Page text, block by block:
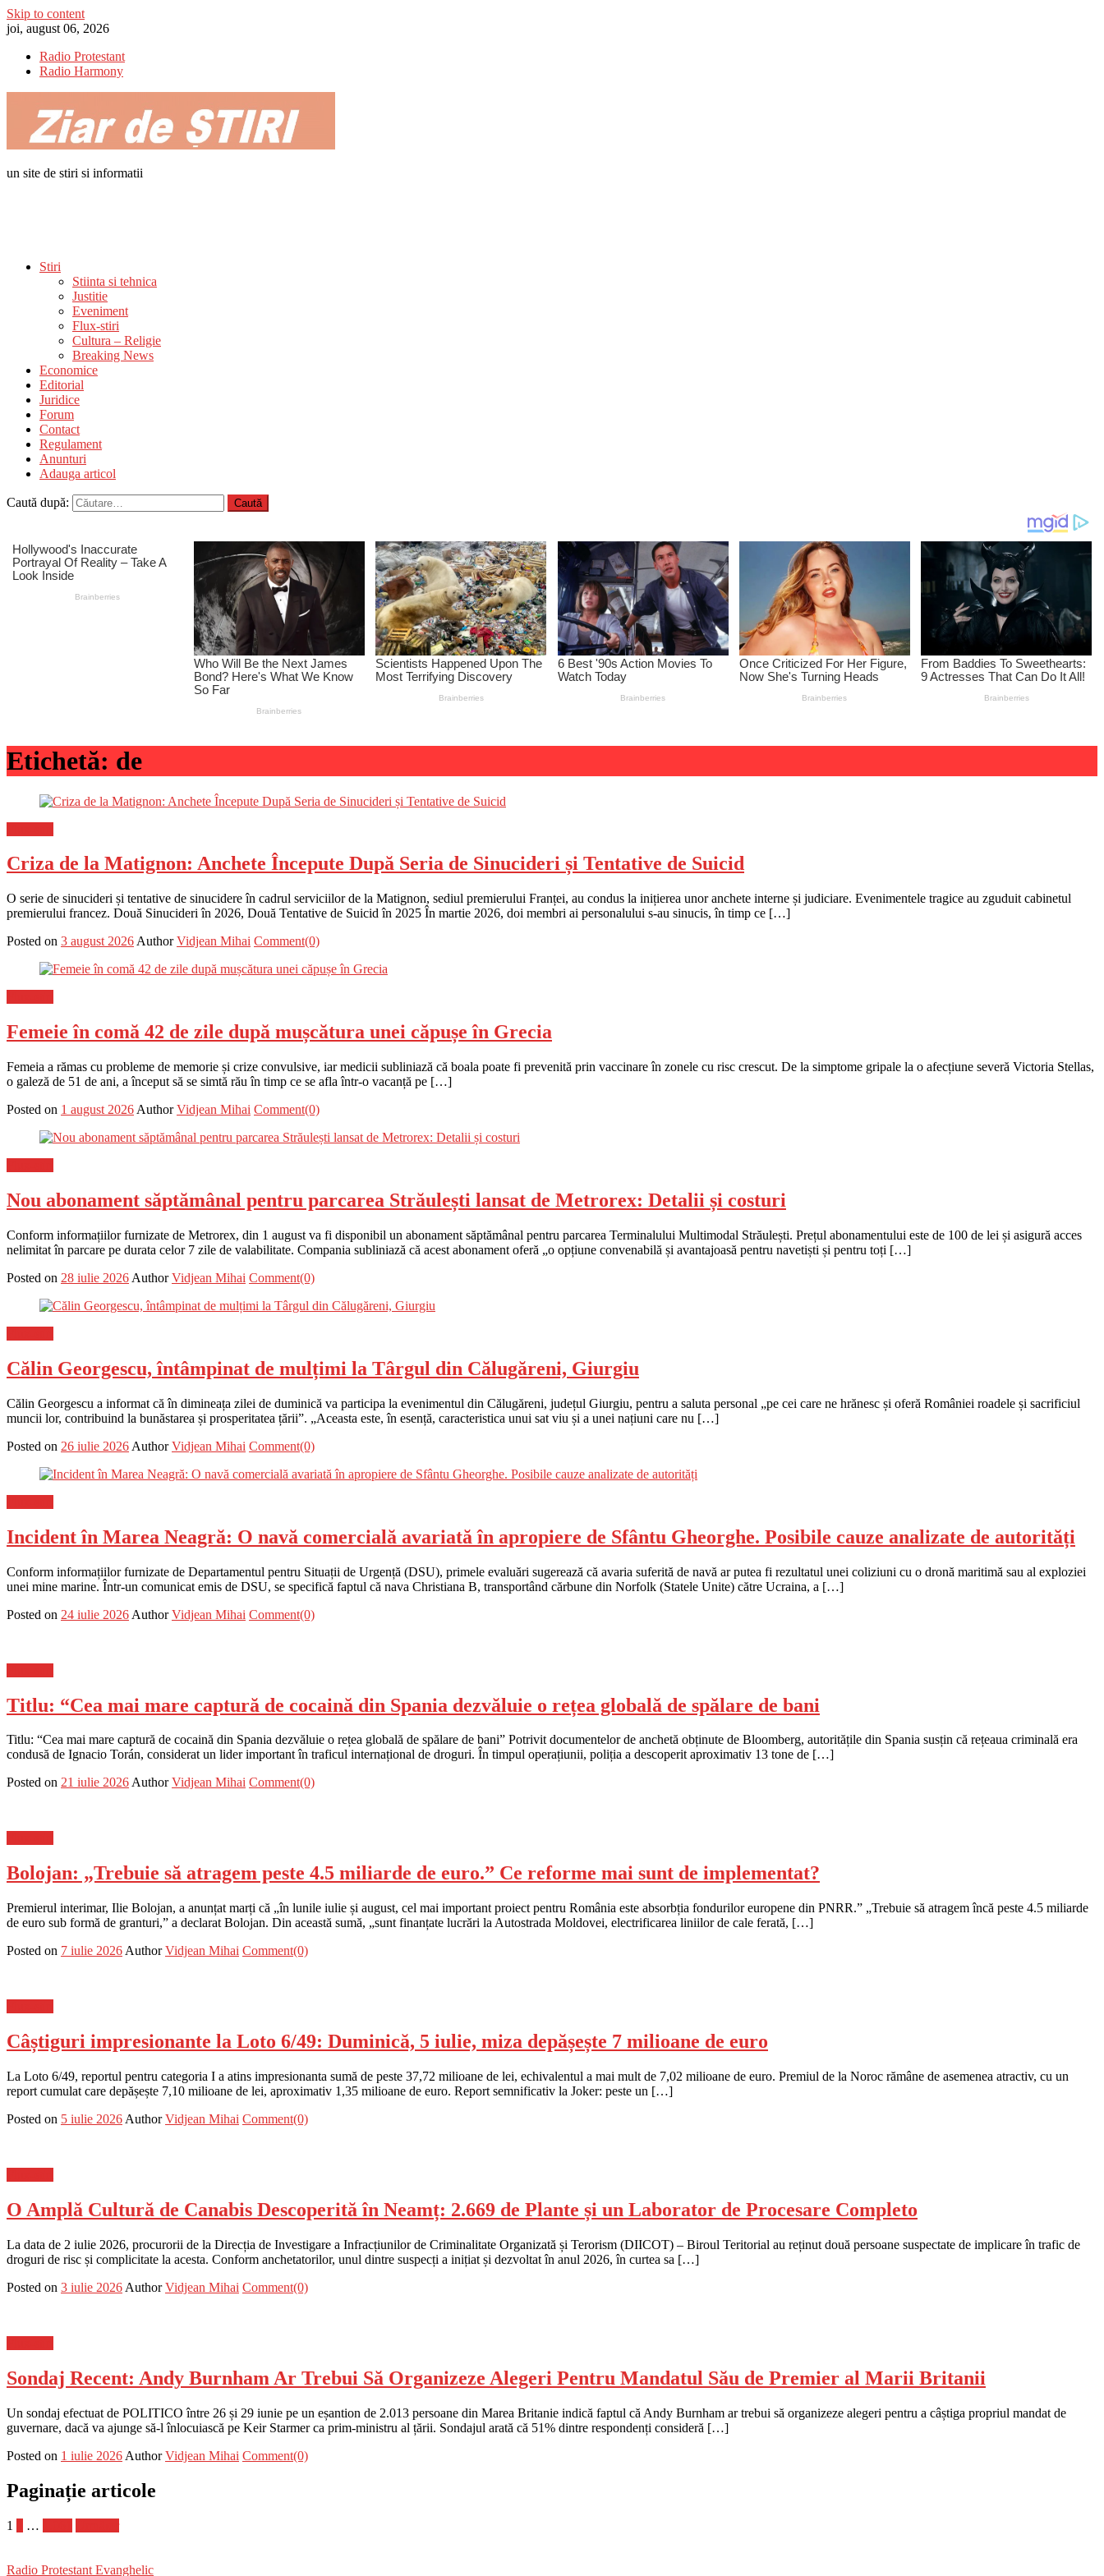
Skip to content
joi, august 06, 2026
Radio Protestant
Radio Harmony
un site de stiri si informatii
Stiri
Stiinta si tehnica
Justitie
Eveniment
Flux-stiri
Cultura – Religie
Breaking News
Economice
Editorial
Juridice
Forum
Contact
Regulament
Anunturi
Adauga articol
Caută după:
Etichetă: de
Criza de la Matignon: Anchete Începute După Seria de Sinucideri și Tentative de Suicid
O serie de sinucideri și tentative de sinucidere în cadrul serviciilor de la Matignon, sediul premierului Franței, au condus la inițierea unor anchete interne și judiciare. Evenimentele tragice au zguduit cabinetul
premierului francez. Două Sinucideri în 2026, Două Tentative de Suicid în 2025 În martie 2026, doi membri ai personalului s-au sinucis, în timp ce […]
Posted on 3 august 2026 Author Vidjean Mihai Comment(0)
Femeie în comă 42 de zile după mușcătura unei căpușe în Grecia
Femeia a rămas cu probleme de memorie și crize convulsive, iar medicii subliniază că boala poate fi prevenită prin vaccinare în zonele cu risc crescut. De la simptome gripale la o afecțiune severă Victoria Stellas,
o galeză de 51 de ani, a început să se simtă rău în timp ce se afla într-o vacanță pe […]
Posted on 1 august 2026 Author Vidjean Mihai Comment(0)
Nou abonament săptămânal pentru parcarea Străulești lansat de Metrorex: Detalii și costuri
Conform informațiilor furnizate de Metrorex, din 1 august va fi disponibil un abonament săptămânal pentru parcarea Terminalului Multimodal Străulești. Prețul abonamentului este de 100 de lei și asigură acces
nelimitat în parcare pe durata celor 7 zile de valabilitate. Compania subliniază că acest abonament oferă „o opțiune convenabilă și avantajoasă pentru navetiști și pentru toți […]
Posted on 28 iulie 2026 Author Vidjean Mihai Comment(0)
Călin Georgescu, întâmpinat de mulțimi la Târgul din Călugăreni, Giurgiu
Călin Georgescu a informat că în dimineața zilei de duminică va participa la evenimentul din Călugăreni, județul Giurgiu, pentru a saluta personal „pe cei care ne hrănesc și oferă României roadele și sacrificiul
muncii lor, contribuind la bunăstarea și prosperitatea țării”. „Aceasta este, în esență, caracteristica unui sat viu și a unei națiuni care nu […]
Posted on 26 iulie 2026 Author Vidjean Mihai Comment(0)
Incident în Marea Neagră: O navă comercială avariată în apropiere de Sfântu Gheorghe. Posibile cauze analizate de autorități
Conform informațiilor furnizate de Departamentul pentru Situații de Urgență (DSU), primele evaluări sugerează că avaria suferită de navă ar putea fi rezultatul unei coliziuni cu o dronă maritimă sau al exploziei
unei mine marine. Într-un comunicat emis de DSU, se specifică faptul că nava Christiana B, transportând cărbune din Norfolk (Statele Unite) către Ucraina, a […]
Posted on 24 iulie 2026 Author Vidjean Mihai Comment(0)
Titlu: “Cea mai mare captură de cocaină din Spania dezvăluie o rețea globală de spălare de bani
Titlu: “Cea mai mare captură de cocaină din Spania dezvăluie o rețea globală de spălare de bani” Potrivit documentelor de anchetă obținute de Bloomberg, autoritățile din Spania susțin că rețeaua criminală era
condusă de Ignacio Torán, considerat un lider important în traficul internațional de droguri. În timpul operațiunii, poliția a descoperit aproximativ 13 tone de […]
Posted on 21 iulie 2026Author Vidjean Mihai Comment(0)
Bolojan: „Trebuie să atragem peste 4.5 miliarde de euro.” Ce reforme mai sunt de implementat?
Premierul interimar, Ilie Bolojan, a anunțat marți că „în lunile iulie și august, cel mai important proiect pentru România este absorbția fondurilor europene din PNRR.” „Trebuie să atragem încă peste 4.5 miliarde
de euro sub formă de granturi,” a declarat Bolojan. Din această sumă, „sunt finanțate lucrări la Autostrada Moldovei, electrificarea liniilor de cale ferată, […]
Posted on 7 iulie 2026 Author Vidjean Mihai Comment(0)
Câștiguri impresionante la Loto 6/49: Duminică, 5 iulie, miza depășește 7 milioane de euro
La Loto 6/49, reportul pentru categoria I a atins impresionanta sumă de peste 37,72 milioane de lei, echivalentul a mai mult de 7,02 milioane de euro. Premiul de la Noroc rămâne de asemenea atractiv, cu un
report cumulat care depășește 7,10 milioane de lei, aproximativ 1,35 milioane de euro. Report semnificativ la Joker: peste un […]
Posted on 5 iulie 2026 Author Vidjean Mihai Comment(0)
O Amplă Cultură de Canabis Descoperită în Neamț: 2.669 de Plante și un Laborator de Procesare Completo
La data de 2 iulie 2026, procurorii de la Direcția de Investigare a Infracțiunilor de Criminalitate Organizată și Terorism (DIICOT) – Biroul Teritorial au reținut două persoane suspectate de implicare în trafic de
droguri de risc și complicitate la acesta. Conform anchetatorilor, unul dintre suspecți a inițiat și dezvoltat în anul 2026, în curtea sa […]
Posted on 3 iulie 2026 Author Vidjean Mihai Comment(0)
Sondaj Recent: Andy Burnham Ar Trebui Să Organizeze Alegeri Pentru Mandatul Său de Premier al Marii Britanii
Un sondaj efectuat de POLITICO între 26 și 29 iunie pe un eșantion de 2.013 persoane din Marea Britanie indică faptul că Andy Burnham ar trebui să organizeze alegeri pentru a câștiga propriul mandat de
guvernare, dacă va ajunge să-l înlocuiască pe Keir Starmer ca prim-ministru al țării. Sondajul arată că 51% dintre respondenți consideră […]
Posted on 1 iulie 2026 Author Vidjean Mihai Comment(0)
Paginație articole
1 …
Radio Protestant Evanghelic